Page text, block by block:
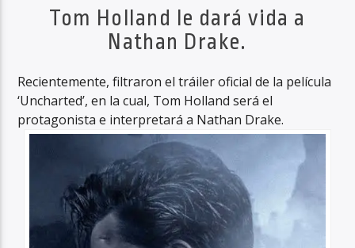
Haahil FM
Tom Holland le dará vida a
Nathan Drake.
Recientemente, filtraron el tráiler oficial de la película
‘Uncharted’, en la cual, Tom Holland será el
protagonista e interpretará a Nathan Drake.